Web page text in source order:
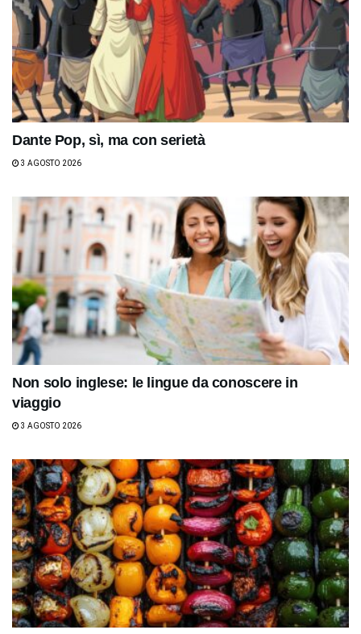
Dante Pop, sì, ma con serietà
3 AGOSTO 2026
Non solo inglese: le lingue da conoscere in
viaggio
3 AGOSTO 2026